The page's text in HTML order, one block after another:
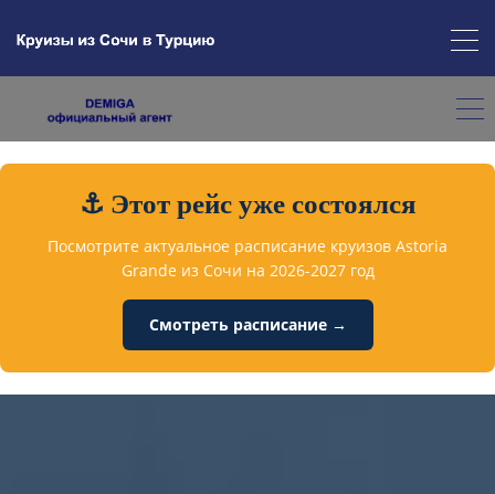
⚓ Этот рейс уже состоялся
Посмотрите актуальное расписание круизов Astoria
Grande из Сочи на 2026-2027 год
Смотреть расписание →